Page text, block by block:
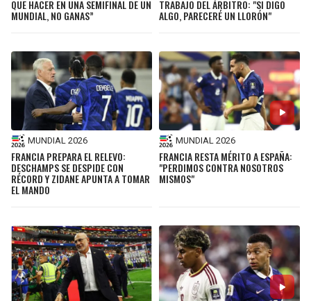
QUE HACER EN UNA SEMIFINAL DE UN
MUNDIAL, NO GANAS”
TRABAJO DEL ÁRBITRO: "SI DIGO
ALGO, PARECERÉ UN LLORÓN"
MUNDIAL 2026
FRANCIA PREPARA EL RELEVO:
DESCHAMPS SE DESPIDE CON
RÉCORD Y ZIDANE APUNTA A TOMAR
EL MANDO
MUNDIAL 2026
FRANCIA RESTA MÉRITO A ESPAÑA:
"PERDIMOS CONTRA NOSOTROS
MISMOS"